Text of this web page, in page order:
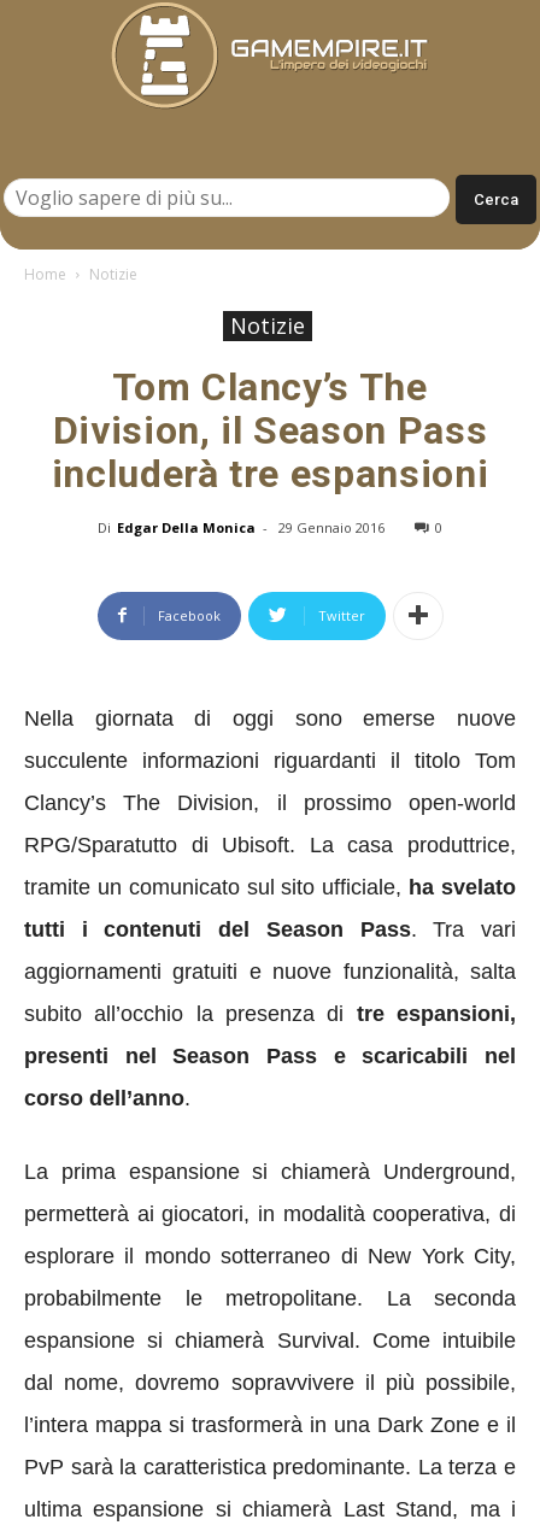
Home Notizie
Notizie
Tom Clancy’s The
Division, il Season Pass
includerà tre espansioni
Di Edgar Della Monica - 29 Gennaio 2016 0
Facebook Twitter
Nella giornata di oggi sono emerse nuove
succulente informazioni riguardanti il titolo Tom
Clancy’s The Division, il prossimo open-world
RPG/Sparatutto di Ubisoft. La casa produttrice,
tramite un comunicato sul sito ufficiale, ha svelato
tutti i contenuti del Season Pass. Tra vari
aggiornamenti gratuiti e nuove funzionalità, salta
subito all’occhio la presenza di tre espansioni,
presenti nel Season Pass
e scaricabili nel
corso dell’anno.
La prima espansione si chiamerà Underground,
permetterà ai giocatori, in modalità cooperativa, di
esplorare il mondo sotterraneo di New York City,
probabilmente le metropolitane. La seconda
espansione si chiamerà Survival. Come intuibile
dal nome, dovremo sopravvivere il più possibile,
l’intera mappa si trasformerà in una Dark Zone e il
PvP sarà la caratteristica predominante. La terza e
ultima espansione si chiamerà Last Stand, ma i